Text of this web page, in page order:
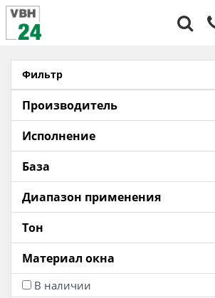
Фильтр
Производитель
Исполнение
База
Диапазон применения
Тон
Материал окна
В наличии